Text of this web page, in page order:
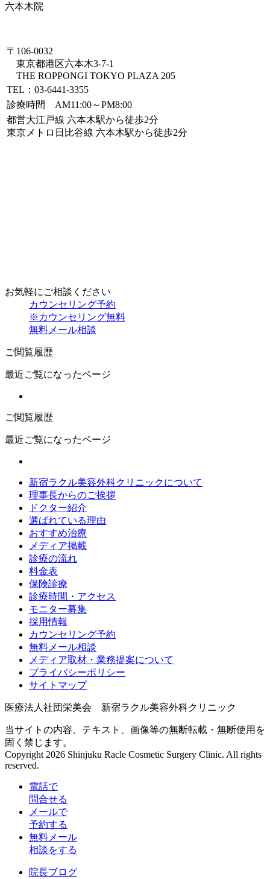
六本木院
〒106-0032
東京都港区六本木3-7-1
THE ROPPONGI TOKYO PLAZA 205
TEL：03-6441-3355
診療時間 AM11:00～PM8:00
都営大江戸線 六本木駅から徒歩2分
東京メトロ日比谷線 六本木駅から徒歩2分
お気軽にご相談ください
カウンセリング予約
※カウンセリング無料
無料メール相談
ご閲覧履歴
最近ご覧になったページ
ご閲覧履歴
最近ご覧になったページ
新宿ラクル美容外科クリニックについて
理事長からのご挨拶
ドクター紹介
選ばれている理由
おすすめ治療
メディア掲載
診療の流れ
料金表
保険診療
診療時間・アクセス
モニター募集
採用情報
カウンセリング予約
無料メール相談
メディア取材・業務提案について
プライバシーポリシー
サイトマップ
医療法人社団栄美会 新宿ラクル美容外科クリニック
当サイトの内容、テキスト、画像等の無断転載・無断使用を
固く禁じます。
Copyright 2026 Shinjuku Racle Cosmetic Surgery Clinic. All rights
reserved.
電話で
問合せる
メールで
予約する
無料メール
相談をする
院長ブログ